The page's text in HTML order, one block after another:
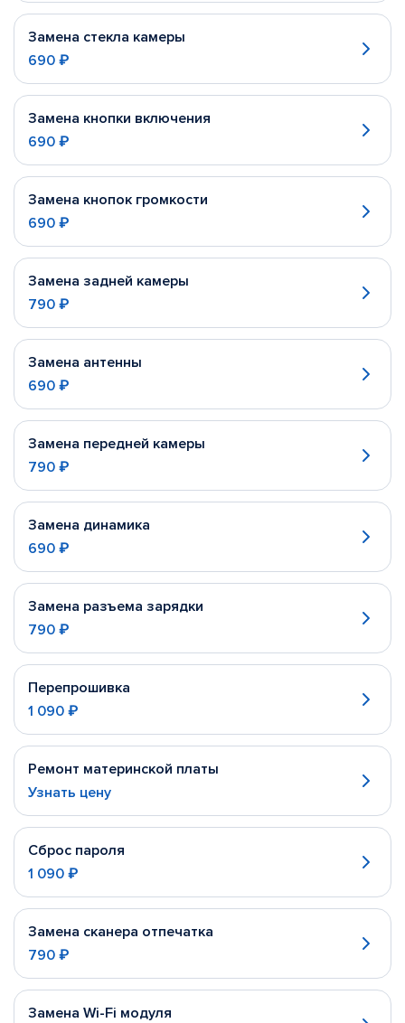
Замена стекла камеры
690 ₽
Замена кнопки включения
690 ₽
Замена кнопок громкости
690 ₽
Замена задней камеры
790 ₽
Замена антенны
690 ₽
Замена передней камеры
790 ₽
Замена динамика
690 ₽
Замена разъема зарядки
790 ₽
Перепрошивка
1 090 ₽
Ремонт материнской платы
Узнать цену
Сброс пароля
1 090 ₽
Замена сканера отпечатка
790 ₽
Замена Wi-Fi модуля